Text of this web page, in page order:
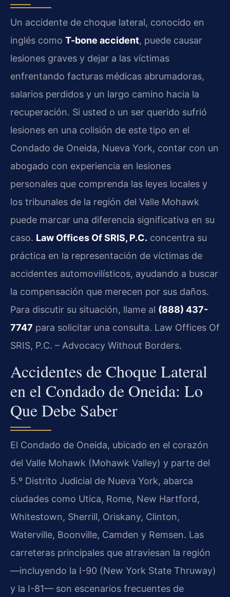
Un accidente de choque lateral, conocido en
inglés como T-bone accident, puede causar
lesiones graves y dejar a las víctimas
enfrentando facturas médicas abrumadoras,
salarios perdidos y un largo camino hacia la
recuperación. Si usted o un ser querido sufrió
lesiones en una colisión de este tipo en el
Condado de Oneida, Nueva York, contar con un
abogado con experiencia en lesiones
personales que comprenda las leyes locales y
los tribunales de la región del Valle Mohawk
puede marcar una diferencia significativa en su
caso. Law Offices Of SRIS, P.C. concentra su
práctica en la representación de víctimas de
accidentes automovilísticos, ayudando a buscar
la compensación que merecen por sus daños.
Para discutir su situación, llame al (888) 437-
7747 para solicitar una consulta. Law Offices Of
SRIS, P.C. – Advocacy Without Borders.
Accidentes de Choque Lateral
en el Condado de Oneida: Lo
Que Debe Saber
El Condado de Oneida, ubicado en el corazón
del Valle Mohawk (Mohawk Valley) y parte del
5.º Distrito Judicial de Nueva York, abarca
ciudades como Utica, Rome, New Hartford,
Whitestown, Sherrill, Oriskany, Clinton,
Waterville, Boonville, Camden y Remsen. Las
carreteras principales que atraviesan la región
—incluyendo la I-90 (New York State Thruway)
y la I-81— son escenarios frecuentes de